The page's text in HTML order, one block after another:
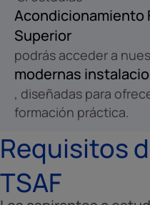
Acondicionamiento
Superior
podrás acceder a
modernas
, diseñadas para
formación práctica.
Requisitos
TSAF